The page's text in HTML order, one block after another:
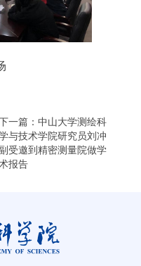
一篇：中山大学测绘科
与技术学院研究员刘冲
受邀到精密测量院做学
报告